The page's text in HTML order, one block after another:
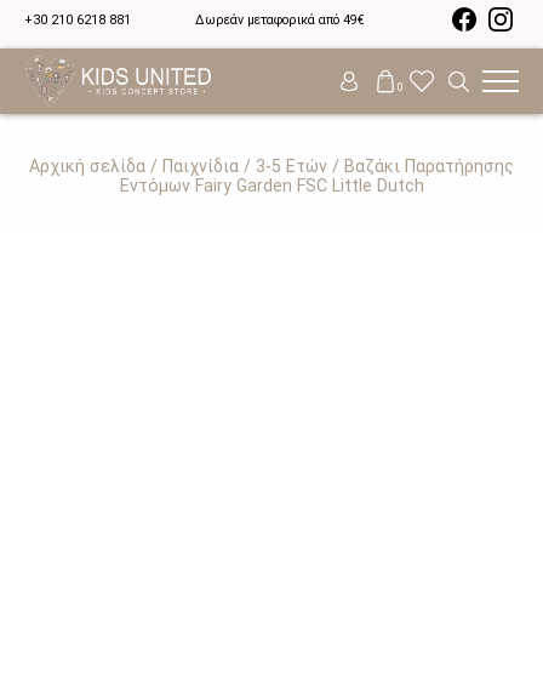
+30 210 6218 881 Δωρεάν μεταφορικά από 49€
0
Αρχική σελίδα / Παιχνίδια / 3-5 Ετών / Βαζάκι Παρατήρησης
Εντόμων Fairy Garden FSC Little Dutch